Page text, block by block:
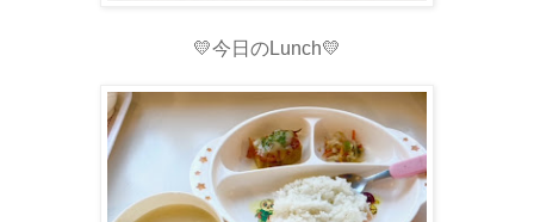
💛今日のLunch💛